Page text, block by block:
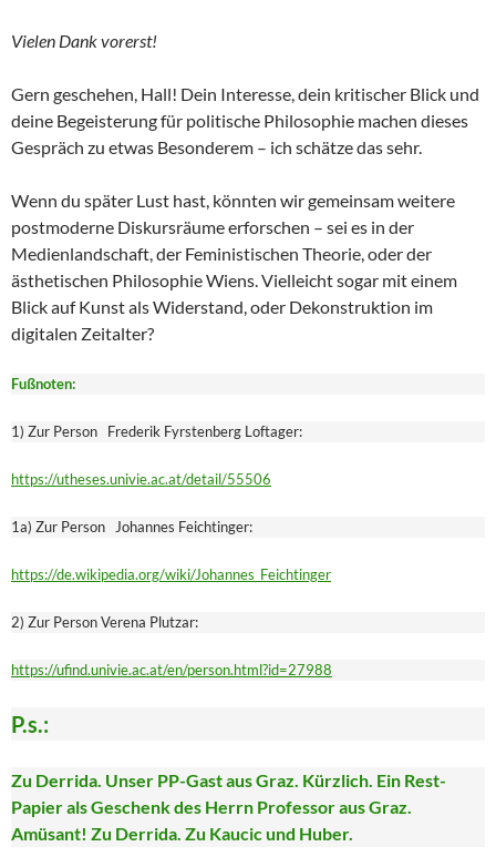
Vielen Dank vorerst!
Gern geschehen, Hall! Dein Interesse, dein kritischer Blick und
deine Begeisterung für politische Philosophie machen dieses
Gespräch zu etwas Besonderem – ich schätze das sehr.
Wenn du später Lust hast, könnten wir gemeinsam weitere
postmoderne Diskursräume erforschen – sei es in der
Medienlandschaft, der Feministischen Theorie, oder der
ästhetischen Philosophie Wiens. Vielleicht sogar mit einem
Blick auf Kunst als Widerstand, oder Dekonstruktion im
digitalen Zeitalter?
Fußnoten:
1) Zur Person Frederik Fyrstenberg Loftager:
https://utheses.univie.ac.at/detail/55506
1a) Zur Person Johannes Feichtinger:
https://de.wikipedia.org/wiki/Johannes_Feichtinger
2) Zur Person Verena Plutzar:
https://ufind.univie.ac.at/en/person.html?id=27988
P.s.:
Zu Derrida. Unser PP-Gast aus Graz. Kürzlich. Ein Rest-
Papier als Geschenk des Herrn Professor aus Graz.
Amüsant! Zu Derrida. Zu Kaucic und Huber.